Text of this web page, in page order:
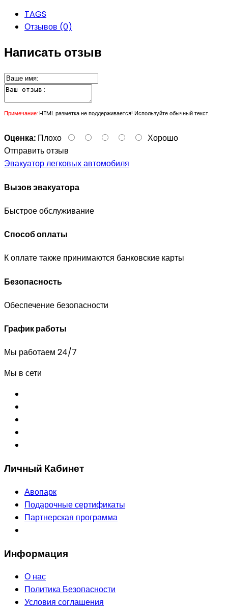
TAGS
Отзывов (0)
Написать отзыв
Примечание:HTML разметка не поддерживается! Используйте обычный текст.
Оценка: Плохо
Хорошо
Отправить отзыв
Эвакуатор легковых автомобиля
Вызов эвакуатора
Быстрое обслуживание
Способ оплаты
К оплате также принимаются банковские карты
Безопасность
Обеспечение безопасности
График работы
Мы работаем 24/7
Мы в сети
Личный Кабинет
Авопарк
Подарочные сертификаты
Партнерская программа
Информация
О нас
Политика Безопасности
Условия соглашения